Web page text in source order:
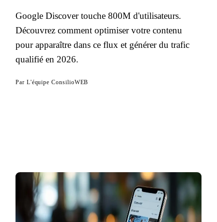
Google Discover touche 800M d'utilisateurs.
Découvrez comment optimiser votre contenu
pour apparaître dans ce flux et générer du trafic
qualifié en 2026.
Par L'équipe ConsilioWEB